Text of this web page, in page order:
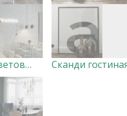
Кафе в ч/б цветовой гамме Сканди